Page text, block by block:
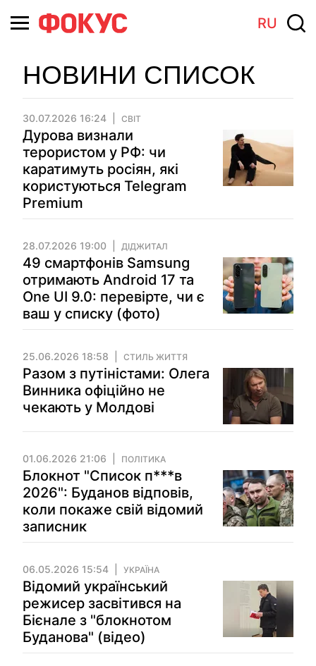
RU
НОВИНИ СПИСОК
30.07.2026 16:24 СВІТ
Дурова визнали
терористом у РФ: чи
каратимуть росіян, які
користуються Telegram
Premium
28.07.2026 19:00 ДІДЖИТАЛ
49 смартфонів Samsung
отримають Android 17 та
One UI 9.0: перевірте, чи є
ваш у списку (фото)
25.06.2026 18:58 СТИЛЬ ЖИТТЯ
Разом з путіністами: Олега
Винника офіційно не
чекають у Молдові
01.06.2026 21:06 ПОЛІТИКА
Блокнот "Список п***в
2026": Буданов відповів,
коли покаже свій відомий
записник
06.05.2026 15:54 УКРАЇНА
Відомий український
режисер засвітився на
Бієнале з "блокнотом
Буданова" (відео)